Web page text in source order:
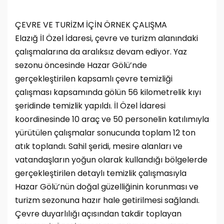
ÇEVRE VE TURİZM İÇİN ÖRNEK ÇALIŞMA
Elazığ İl Özel İdaresi, çevre ve turizm alanındaki
çalışmalarına da aralıksız devam ediyor. Yaz
sezonu öncesinde Hazar Gölü’nde
gerçekleştirilen kapsamlı çevre temizliği
çalışması kapsamında gölün 56 kilometrelik kıyı
şeridinde temizlik yapıldı. İl Özel İdaresi
koordinesinde 10 araç ve 50 personelin katılımıyla
yürütülen çalışmalar sonucunda toplam 12 ton
atık toplandı. Sahil şeridi, mesire alanları ve
vatandaşların yoğun olarak kullandığı bölgelerde
gerçekleştirilen detaylı temizlik çalışmasıyla
Hazar Gölü’nün doğal güzelliğinin korunması ve
turizm sezonuna hazır hale getirilmesi sağlandı.
Çevre duyarlılığı açısından takdir toplayan